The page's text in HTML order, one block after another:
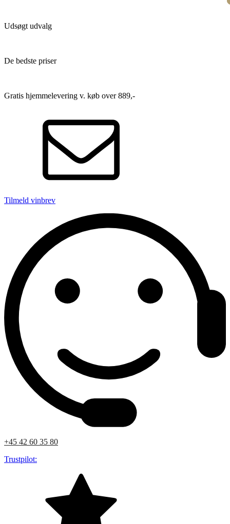
Udsøgt udvalg
De bedste priser
Gratis hjemmelevering v. køb over 889,-
Tilmeld vinbrev
+45 42 60 35 80
Trustpilot: